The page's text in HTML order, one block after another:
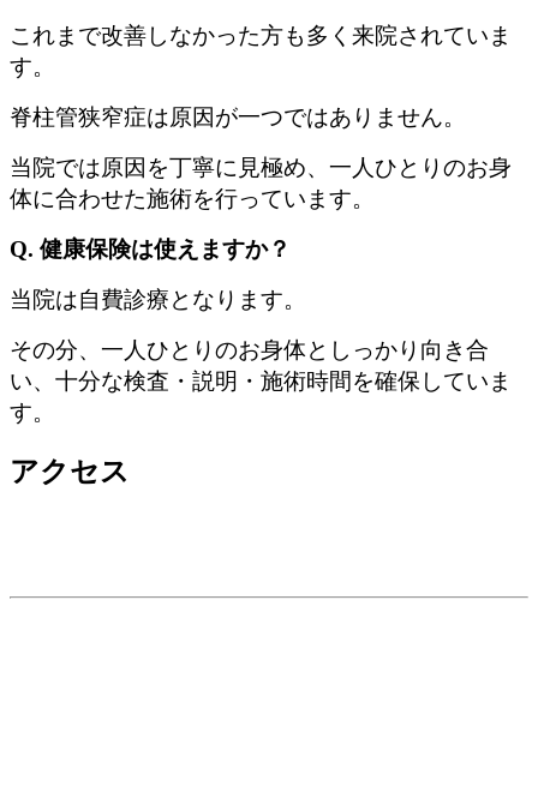
これまで改善しなかった方も多く来院されていま
す。
脊柱管狭窄症は原因が一つではありません。
当院では原因を丁寧に見極め、一人ひとりのお身
体に合わせた施術を行っています。
Q. 健康保険は使えますか？
当院は自費診療となります。
その分、一人ひとりのお身体としっかり向き合
い、十分な検査・説明・施術時間を確保していま
す。
アクセス